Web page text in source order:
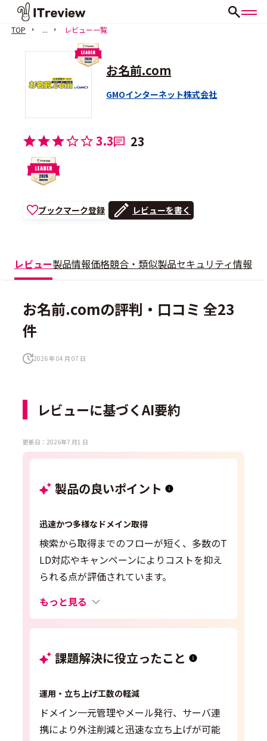
TOP ... レビュー一覧
お名前.com
GMOインターネット株式会社
3.3 23
ブックマーク登録 レビューを書く
レビュー製品情報価格競合・類似製品セキュリティ情報
お名前.comの評判・口コミ 全23
件
2026 年 04 月 07 日
レビューに基づくAI要約
更新日：2026年7 月1 日
製品の良いポイント
迅速かつ多様なドメイン取得
検索から取得までのフローが短く、多数のT
LD対応やキャンペーンによりコストを抑え
られる点が評価されています。
もっと見る
課題解決に役立ったこと
運用・立ち上げ工数の軽減
ドメイン一元管理やメール発行、サーバ連
携により外注削減と迅速な立ち上げが可能